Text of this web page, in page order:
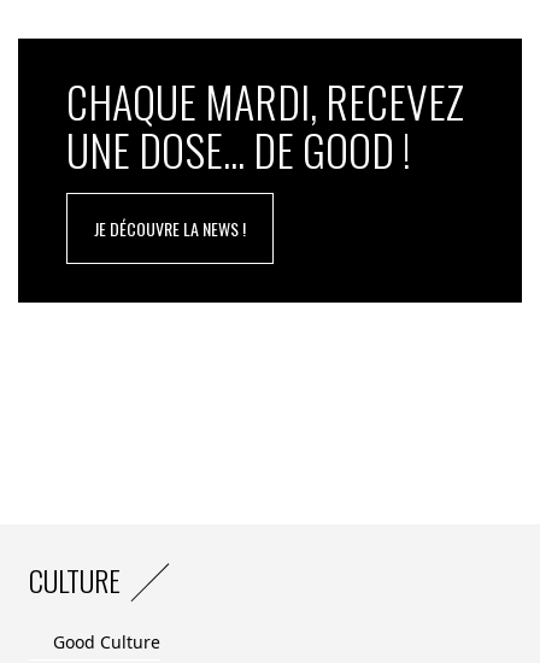
CHAQUE MARDI, RECEVEZ
UNE DOSE... DE GOOD !
JE DÉCOUVRE LA NEWS !
CULTURE
Good Culture